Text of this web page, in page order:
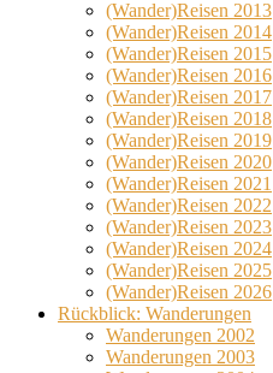
(Wander)Reisen 2013
(Wander)Reisen 2014
(Wander)Reisen 2015
(Wander)Reisen 2016
(Wander)Reisen 2017
(Wander)Reisen 2018
(Wander)Reisen 2019
(Wander)Reisen 2020
(Wander)Reisen 2021
(Wander)Reisen 2022
(Wander)Reisen 2023
(Wander)Reisen 2024
(Wander)Reisen 2025
(Wander)Reisen 2026
Rückblick: Wanderungen
Wanderungen 2002
Wanderungen 2003